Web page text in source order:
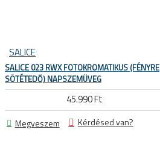
SALICE
SALICE 023 RWX FOTOKROMATIKUS (FÉNYRE
SÖTÉTEDŐ) NAPSZEMÜVEG
45.990 Ft
Megveszem Kérdésed van?